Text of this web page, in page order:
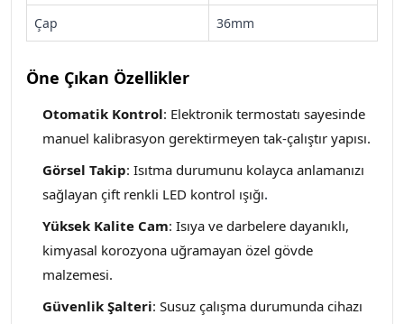
Çap 36mm
Öne Çıkan Özellikler
Otomatik Kontrol: Elektronik termostatı sayesinde
manuel kalibrasyon gerektirmeyen tak-çalıştır yapısı.
Görsel Takip: Isıtma durumunu kolayca anlamanızı
sağlayan çift renkli LED kontrol ışığı.
Yüksek Kalite Cam: Isıya ve darbelere dayanıklı,
kimyasal korozyona uğramayan özel gövde
malzemesi.
Güvenlik Şalteri: Susuz çalışma durumunda cihazı